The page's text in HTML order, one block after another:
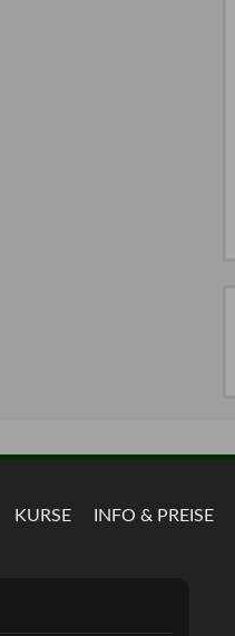
KURSE INFO & PREISE